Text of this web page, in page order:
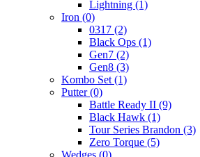
Lightning (1)
Iron (0)
0317 (2)
Black Ops (1)
Gen7 (2)
Gen8 (3)
Kombo Set (1)
Putter(0)
Battle Ready II (9)
Black Hawk (1)
Tour Series Brandon (3)
Zero Torque (5)